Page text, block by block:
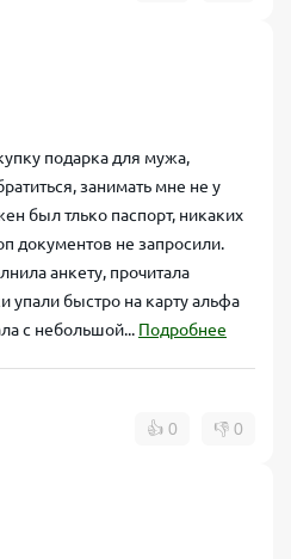
подарка для мужа,
занимать мне не у
был тлько паспорт, никаких
документов не запросили.
анкету, прочитала
упали быстро на карту альфа
с небольшой... Подробнее
👍 0 👎 0